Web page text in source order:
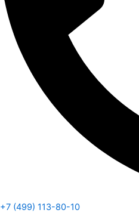
+7 (499) 113-80-10